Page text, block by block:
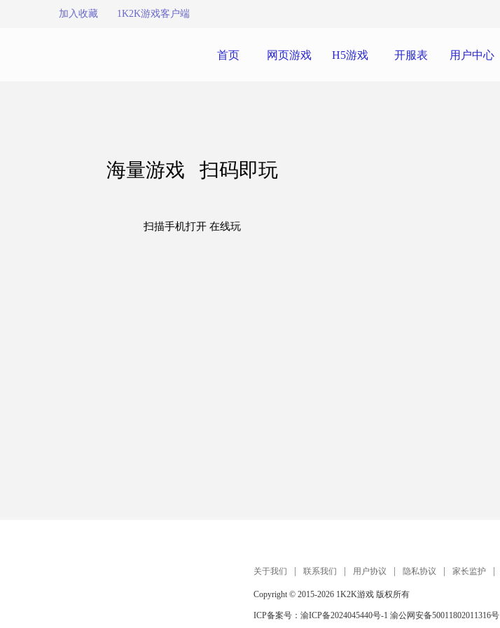
加入收藏 1K2K游戏客户端
首页 网页游戏 H5游戏 开服表 用户中心
海量游戏 扫码即玩
扫描手机打开 在线玩
关于我们 联系我们 用户协议 隐私协议 家长监护
Copyright © 2015-2026 1K2K游戏 版权所有
ICP备案号： 渝ICP备2024045440号-1 渝公网安备50011802011316号